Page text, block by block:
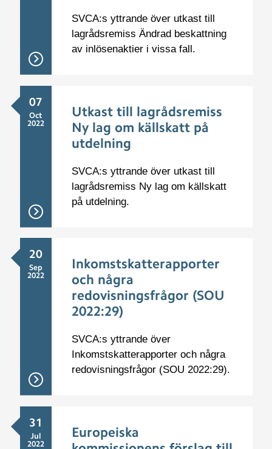
SVCA:s yttrande över utkast till
lagrådsremiss Ändrad beskattning
av inlösenaktier i vissa fall.
07
Oct
2022
Utkast till lagrådsremiss
Ny lag om källskatt på
utdelning
SVCA:s yttrande över utkast till
lagrådsremiss Ny lag om källskatt
på utdelning.
20
Sep
2022
Inkomstskatterapporter
och några
redovisningsfrågor (SOU
2022:29)
SVCA:s yttrande över
Inkomstskatterapporter och några
redovisningsfrågor (SOU 2022:29).
31
Jul
2022
Europeiska